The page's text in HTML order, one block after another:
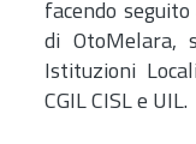
facendo
di
Istituzioni
CGIL CISL e UIL.